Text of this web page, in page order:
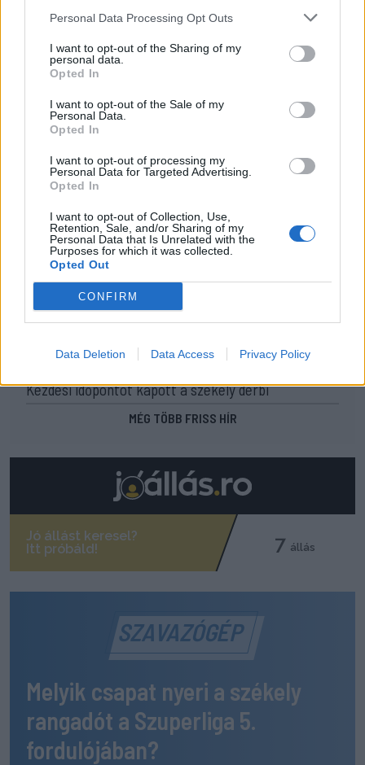
Personal Data Processing Opt Outs
I want to opt-out of the Sharing of my
personal data.
Opted In
I want to opt-out of the Sale of my
Personal Data.
Opted In
I want to opt-out of processing my
Personal Data for Targeted Advertising.
Opted In
I want to opt-out of Collection, Use,
Retention, Sale, and/or Sharing of my
Personal Data that Is Unrelated with the
Purposes for which it was collected.
Opted Out
CONFIRM
Data Deletion Data Access Privacy Policy
FOTE-ra
09:49
Hazai pályán játszik a CFR, idegenben lép pályára a
Craiova – a csütörtöki sportműsor
23:30
Corbu bombagólja döntött, előnyből várja a
21:08
Drámai meccsen, a hosszabbításban búcsúzott a
kupától a Kézdivásárhelyi SE
20:34
Könnyed győzelemmel jutott tovább a Gyergyói VSK
a Román Kupában
19:55
Minden csapat visszaíratkozott, alig változik az
Kezdési időpontot kapott a székely derbi
MÉG TÖBB FRISS HÍR
SZAVAZÓGÉP
Melyik csapat nyeri a székely
rangadót a Szuperliga 5.
fordulójában?